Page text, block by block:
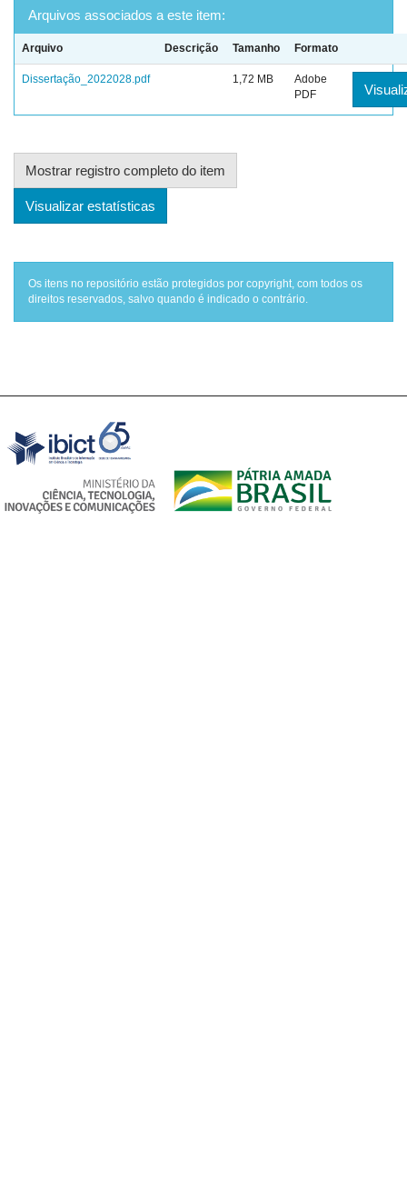
Arquivos associados a este item:
Arquivo Descrição Tamanho Formato
Dissertação_2022028.pdf 1,72 MB
Adobe
PDF
Mostrar registro completo do item
Visualizar estatísticas
Os itens no repositório estão protegidos por copyright, com todos os
direitos reservados, salvo quando é indicado o contrário.